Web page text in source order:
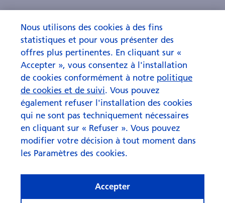
6. Version de la déclaration
de confidentialité
La présente déclaration de confidentialité a été mise à jour
pour la dernière fois en juin 2024. Elle décrit le traitement
des données à caractère personnel par la Banque en
général. La présente déclaration de confidentialité ne fait
pas partie intégrante du contrat entre la Banque et vous.
La Banque se réserve le droit de modifier de temps à autre
modification, vous serez informé de manière appropriée,
selon le moyen de communication habituellement utilisé
avec vous, p. ex. via le site Internet zkb.ch.
Nous utilisons des cookies à des fins
statistiques et pour vous présenter des
offres plus pertinentes. En cliquant sur «
Accepter », vous consentez à l'installation
de cookies conformément à notre politique
de cookies et de suivi. Vous pouvez
également refuser l'installation des cookies
qui ne sont pas techniquement nécessaires
en cliquant sur « Refuser ». Vous pouvez
modifier votre décision à tout moment dans
les Paramètres des cookies.
Accepter